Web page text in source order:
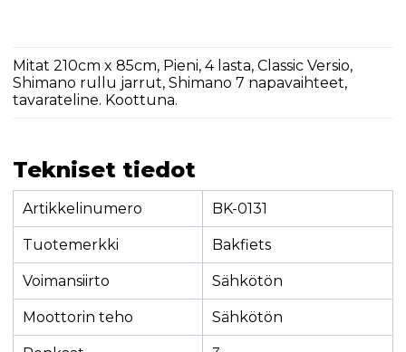
Mitat 210cm x 85cm, Pieni, 4 lasta, Classic Versio,
Shimano rullu jarrut, Shimano 7 napavaihteet,
tavarateline. Koottuna.
Tekniset tiedot
Artikkelinumero BK-0131
Tuotemerkki Bakfiets
Voimansiirto Sähkötön
Moottorin teho Sähkötön